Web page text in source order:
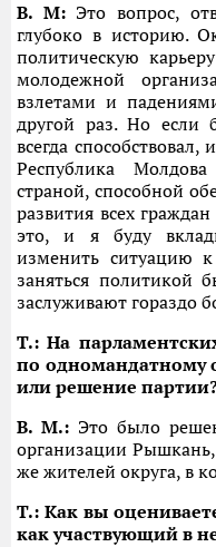
В. М:Это вопрос,
глубоко в историю.
политическую
молодежной
взлетами и
другой раз. Но если
всегда
Республика
страной, способной
развития всех
это, и я буду
изменить ситуацию
заняться политикой
заслуживают гораздо
T.: На
по одномандатному
или решение
В. М.: Это было
организации
же жителей округа, в
T.: Как вы
как участвующий в